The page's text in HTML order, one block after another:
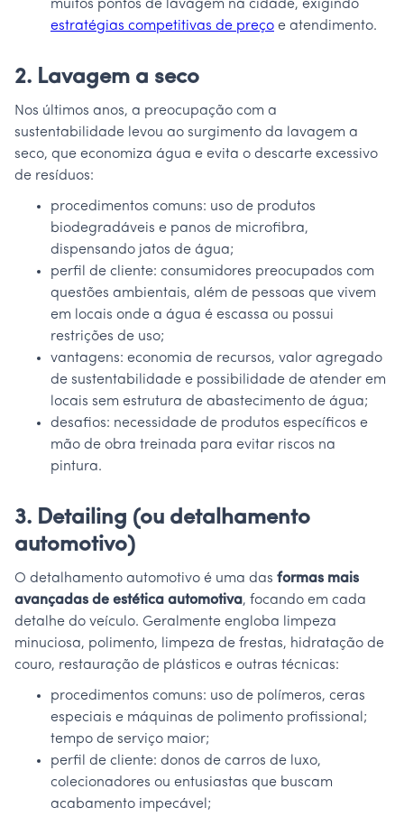
muitos pontos de lavagem na cidade, exigindo
estratégias competitivas de preço e atendimento.
2. Lavagem a seco
Nos últimos anos, a preocupação com a
sustentabilidade levou ao surgimento da lavagem a
seco, que economiza água e evita o descarte excessivo
de resíduos:
procedimentos comuns: uso de produtos
biodegradáveis e panos de microfibra,
dispensando jatos de água;
perfil de cliente: consumidores preocupados com
questões ambientais, além de pessoas que vivem
em locais onde a água é escassa ou possui
restrições de uso;
vantagens: economia de recursos, valor agregado
de sustentabilidade e possibilidade de atender em
locais sem estrutura de abastecimento de água;
desafios: necessidade de produtos específicos e
mão de obra treinada para evitar riscos na
pintura.
3. Detailing (ou detalhamento
automotivo)
O detalhamento automotivo é uma das formas mais
avançadas de estética automotiva, focando em cada
detalhe do veículo. Geralmente engloba limpeza
minuciosa, polimento, limpeza de frestas, hidratação de
couro, restauração de plásticos e outras técnicas:
procedimentos comuns: uso de polímeros, ceras
especiais e máquinas de polimento profissional;
tempo de serviço maior;
perfil de cliente: donos de carros de luxo,
colecionadores ou entusiastas que buscam
acabamento impecável;